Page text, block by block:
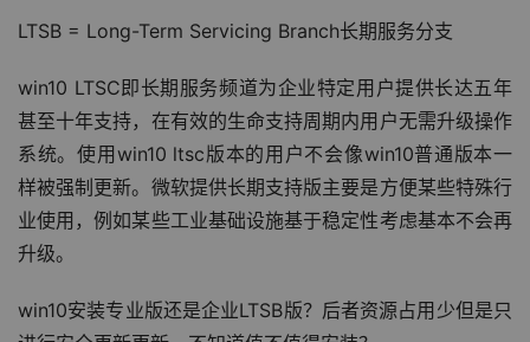
LTSB = Long-Term Servicing Branch长期服务分支
win10 LTSC即长期服务频道为企业特定用户提供长达五年
甚至十年支持，在有效的生命支持周期内用户无需升级操作
系统。使用win10 ltsc版本的用户不会像win10普通版本一
样被强制更新。微软提供长期支持版主要是方便某些特殊行
业使用，例如某些工业基础设施基于稳定性考虑基本不会再
升级。
win10安装专业版还是企业LTSB版？后者资源占用少但是只